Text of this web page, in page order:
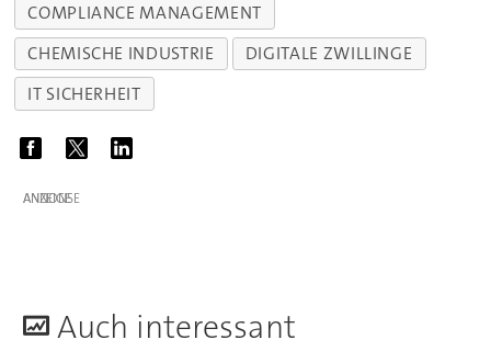
COMPLIANCE MANAGEMENT
CHEMISCHE INDUSTRIE
DIGITALE ZWILLINGE
IT SICHERHEIT
ANZEIGE
Auch interessant